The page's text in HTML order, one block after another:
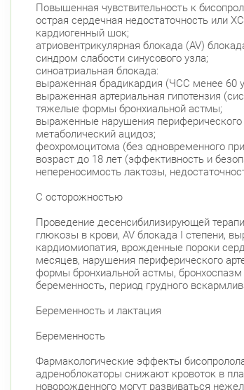
Повышенная чувствительность к
острая сердечная недостаточность или
кардиогенный шок;
атриовентрикулярная блокада (AV)
синдром слабости синусового узла;
синоатриальная блокада:
выраженная брадикардия (ЧСС менее 60
выраженная артериальная гипотензия
тяжелые формы бронхиальной астмы;
выраженные нарушения
метаболический ацидоз;
феохромоцитома (без одновременного
возраст до 18 лет (эффективность и
непереносимость лактозы,
С осторожностью
Проведение десенсибилизирующей
глюкозы в крови, AV блокада I степени,
кардиомиопатия, врожденные пороки
месяцев, нарушения периферического
формы бронхиальной астмы, бронхоспазм
беременность, период грудного
Беременность и лактация
Беременность
Фармакологические эффекты
адреноблокаторы снижают кровоток в
новорожденного могут развиваться